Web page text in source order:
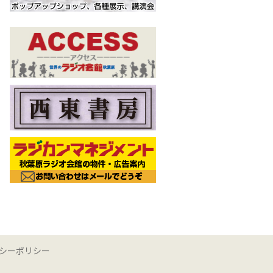
ーポリシー